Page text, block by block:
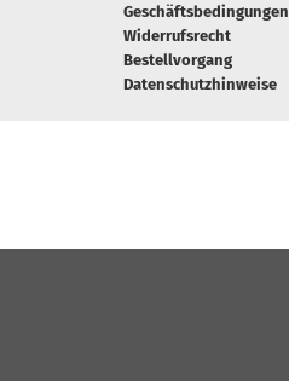
Geschäftsbedingungen
Widerrufsrecht
Bestellvorgang
Datenschutzhinweise